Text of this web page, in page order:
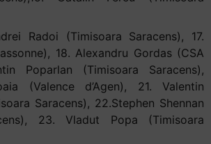
Radoi (Timisoara Saracens), 17.
18. Alexandru Gordas (CSA
Poparlan (Timisoara Saracens),
(Valence d’Agen), 21. Valentin
Saracens), 22.Stephen Shennan
23. Vladut Popa (Timisoara